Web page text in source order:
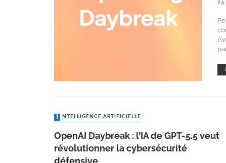
INTELLIGENCE ARTIFICIELLE
OpenAI Daybreak : l’IA de GPT-5.5 veut
révolutionner la cybersécurité
défensive